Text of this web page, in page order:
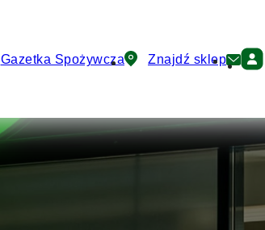
Gazetka Spożywcza Znajdź sklep